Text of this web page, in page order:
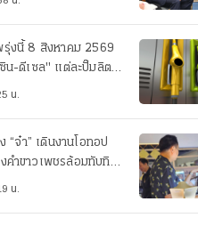
รุ่งนี้ 8 สิงหาคม 2569
น-ดีเซล" แต่ละปั๊มลิตร
น.
“จ๋า” เดินงานโอทอป
คำขาวเพชรล้อมทับทิม
คา 1.2 ล้านให้
น.